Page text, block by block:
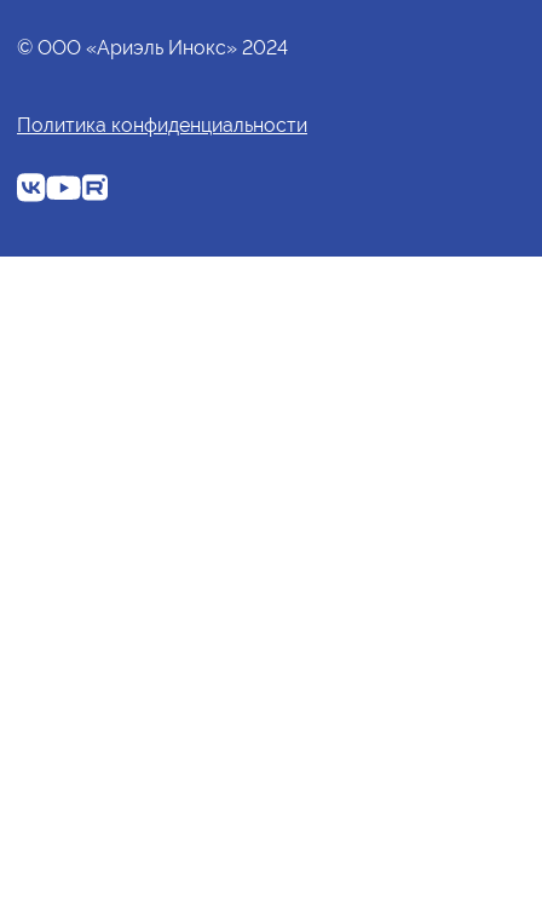
© ООО «Ариэль Инокс» 2024
Политика конфиденциальности